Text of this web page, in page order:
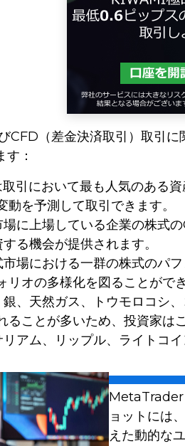
（差金決済取引）取引
：
引において最も人気のある
を予測して取引できます。
に上場している企業の株式
る機会が提供されます。
場における一群の株式のパ
オの多様化を図ることができ
、天然ガス、トウモロコシ
ことが多いため、投資家は
アム、リップル、ライトコ
MetaTrader
ョットには
えた動的な